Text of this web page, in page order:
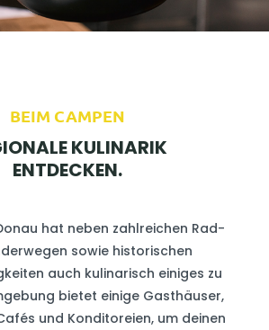
BEIM CAMPEN
KULINARIK
ENTDECKEN.
hat neben zahlreichen Rad-
sowie historischen
auch kulinarisch einiges zu
bietet einige Gasthäuser,
und Konditoreien, um deinen